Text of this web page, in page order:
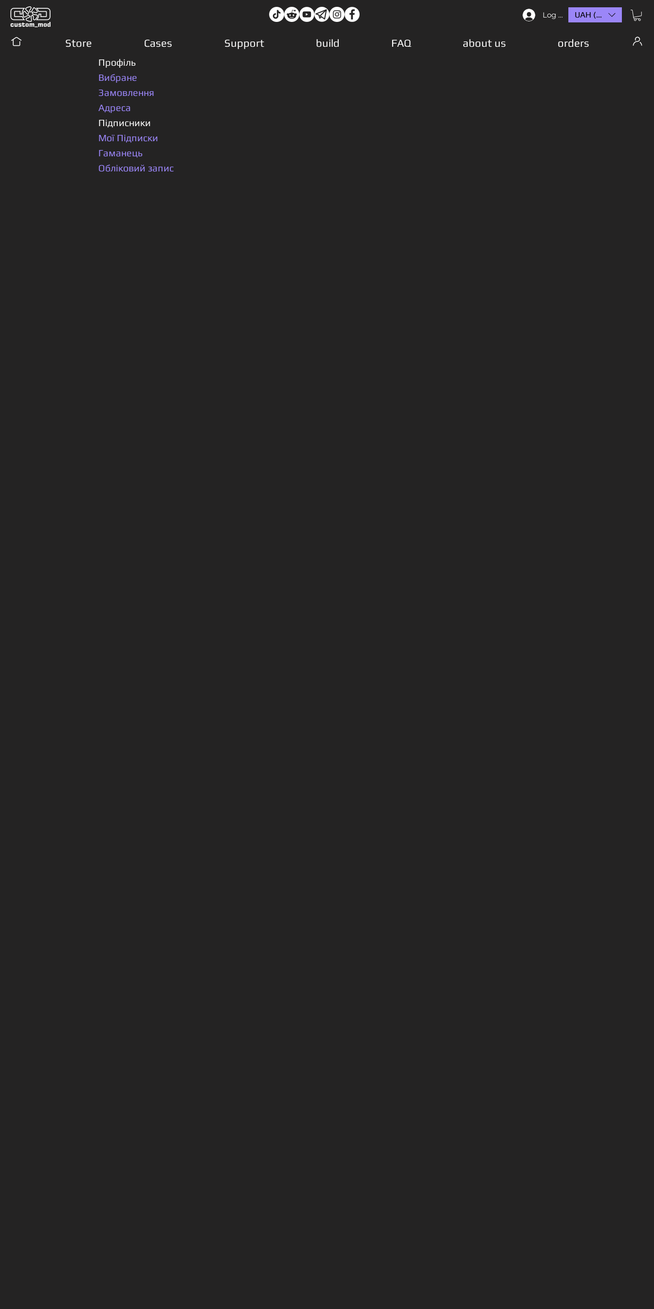
Log In UAH (₴)
Store Cases Support build FAQ about us orders
Профіль
Вибране
Замовлення
Адреса
Підписники
Мої Підписки
Гаманець
Обліковий запис